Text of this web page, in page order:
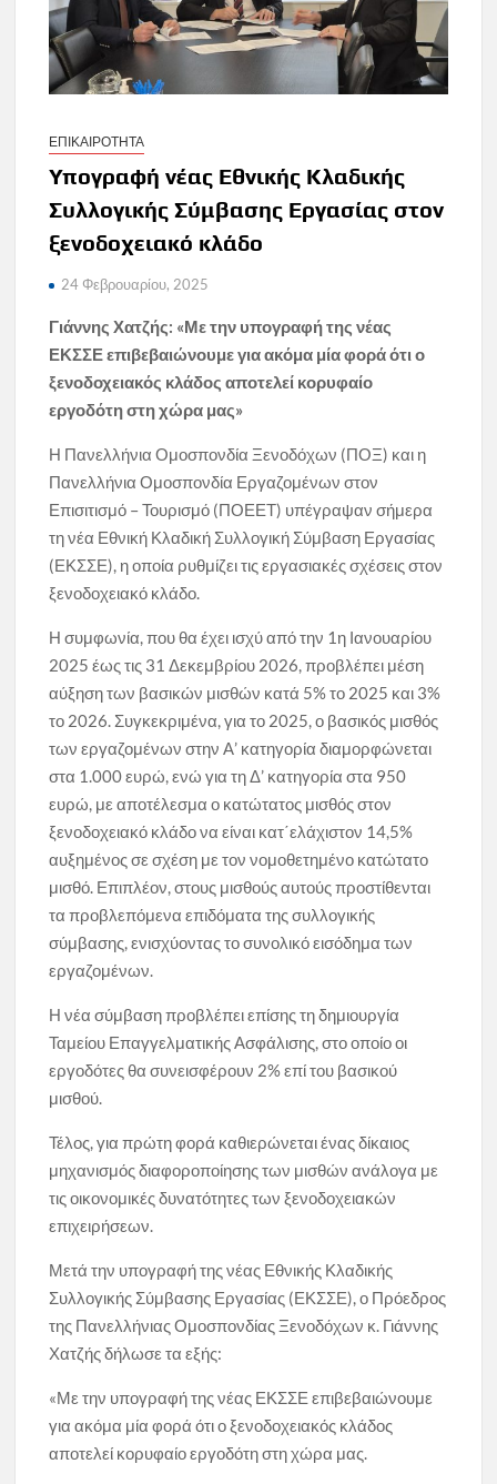
ΕΠΙΚΑΙΡΟΤΗΤΑ
Υπογραφή νέας Εθνικής Κλαδικής
Συλλογικής Σύμβασης Εργασίας στον
ξενοδοχειακό κλάδο
24 Φεβρουαρίου, 2025
Γιάννης Χατζής: «Με την υπογραφή της νέας
ΕΚΣΣΕ επιβεβαιώνουμε για ακόμα μία φορά ότι ο
ξενοδοχειακός κλάδος αποτελεί κορυφαίο
εργοδότη στη χώρα μας»
Η Πανελλήνια Ομοσπονδία Ξενοδόχων (ΠΟΞ) και η
Πανελλήνια Ομοσπονδία Εργαζομένων στον
Επισιτισμό – Τουρισμό (ΠΟΕΕΤ) υπέγραψαν σήμερα
τη νέα Εθνική Κλαδική Συλλογική Σύμβαση Εργασίας
(ΕΚΣΣΕ), η οποία ρυθμίζει τις εργασιακές σχέσεις στον
ξενοδοχειακό κλάδο.
Η συμφωνία, που θα έχει ισχύ από την 1η Ιανουαρίου
2025 έως τις 31 Δεκεμβρίου 2026, προβλέπει μέση
αύξηση των βασικών μισθών κατά 5% το 2025 και 3%
το 2026. Συγκεκριμένα, για το 2025, ο βασικός μισθός
των εργαζομένων στην Α’ κατηγορία διαμορφώνεται
στα 1.000 ευρώ, ενώ για τη Δ’ κατηγορία στα 950
ευρώ, με αποτέλεσμα ο κατώτατος μισθός στον
ξενοδοχειακό κλάδο να είναι κατ΄ελάχιστον 14,5%
αυξημένος σε σχέση με τον νομοθετημένο κατώτατο
μισθό. Επιπλέον, στους μισθούς αυτούς προστίθενται
τα προβλεπόμενα επιδόματα της συλλογικής
σύμβασης, ενισχύοντας το συνολικό εισόδημα των
εργαζομένων.
Η νέα σύμβαση προβλέπει επίσης τη δημιουργία
Ταμείου Επαγγελματικής Ασφάλισης, στο οποίο οι
εργοδότες θα συνεισφέρουν 2% επί του βασικού
μισθού.
Τέλος, για πρώτη φορά καθιερώνεται ένας δίκαιος
μηχανισμός διαφοροποίησης των μισθών ανάλογα με
τις οικονομικές δυνατότητες των ξενοδοχειακών
επιχειρήσεων.
Μετά την υπογραφή της νέας Εθνικής Κλαδικής
Συλλογικής Σύμβασης Εργασίας (ΕΚΣΣΕ), ο Πρόεδρος
της Πανελλήνιας Ομοσπονδίας Ξενοδόχων κ. Γιάννης
Χατζής δήλωσε τα εξής:
«Με την υπογραφή της νέας ΕΚΣΣΕ επιβεβαιώνουμε
για ακόμα μία φορά ότι ο ξενοδοχειακός κλάδος
αποτελεί κορυφαίο εργοδότη στη χώρα μας.